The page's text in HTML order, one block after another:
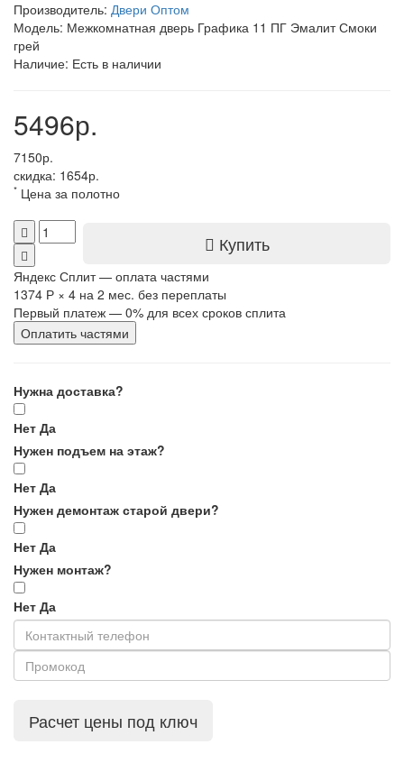
Производитель: Двери Оптом
Модель: Межкомнатная дверь Графика 11 ПГ Эмалит Смоки
грей
Наличие: Есть в наличии
5496р.
7150р.
скидка: 1654р.
* Цена за полотно
Купить
Яндекс Сплит — оплата частями
1374 Р × 4 на 2 мес. без переплаты
Первый платеж — 0% для всех сроков сплита
Оплатить частями
Нужна доставка?
Нет Да
Нужен подъем на этаж?
Нет Да
Нужен демонтаж старой двери?
Нет Да
Нужен монтаж?
Нет Да
Расчет цены под ключ